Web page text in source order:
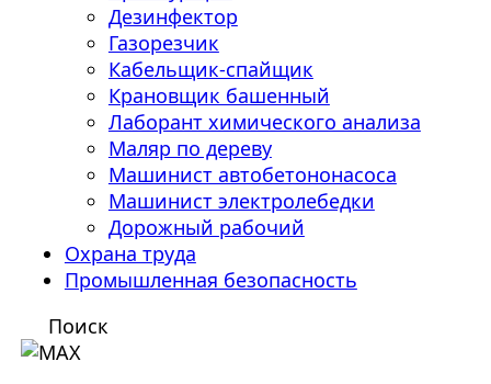
Дезинфектор
Газорезчик
Кабельщик-спайщик
Крановщик башенный
Лаборант химического анализа
Маляр по дереву
Машинист автобетононасоса
Машинист электролебедки
Дорожный рабочий
Охрана труда
Промышленная безопасность
Поиск